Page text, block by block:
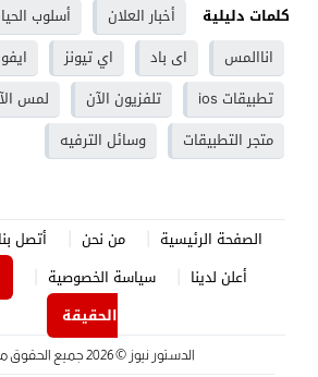
كلمات دليلية
أخبار العلان أسلوب
اناالمس
اى باد اي تيونز
تطبيقات ios
تلفزيون الآن
لمس
متجر التطبيقات
وسائل الترفيه
الصفحة الرئيسية من نحن أتصل بنا
أعلن لدينا
سياسة الخصوصية
الحقيقة
الدستور نيوز © 2026 جميع الحقوق محفوظة.